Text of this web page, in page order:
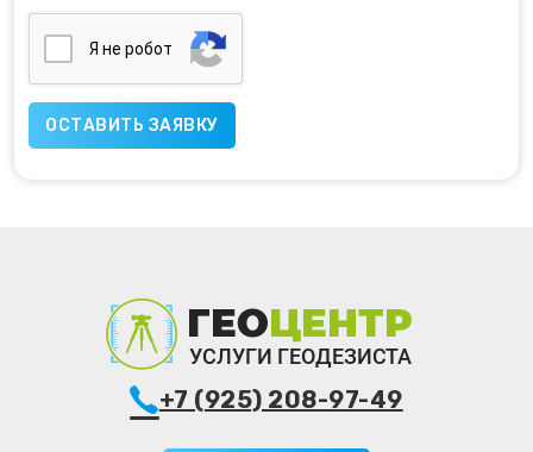
Я нe poбoт
+7 (925) 208-97-49